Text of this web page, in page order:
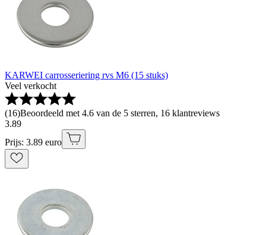
KARWEI carrosseriering rvs M6 (15 stuks)
Veel verkocht
(16)Beoordeeld met 4.6 van de 5 sterren, 16 klantreviews
3.89
Prijs: 3.89 euro